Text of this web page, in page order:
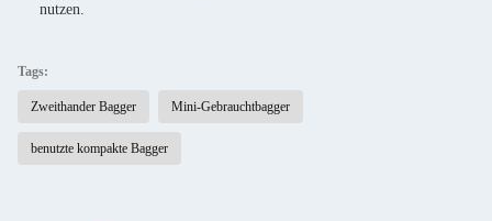
nutzen.
Tags:
Zweithander Bagger Mini-Gebrauchtbagger
benutzte kompakte Bagger